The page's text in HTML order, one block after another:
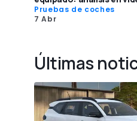
Pruebas de coches
7 Abr
Últimas